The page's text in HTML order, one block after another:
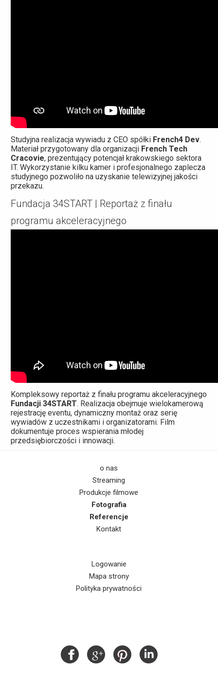
Studyjna realizacja wywiadu z CEO spółki French4 Dev.
Materiał przygotowany dla organizacji French Tech
Cracovie, prezentujący potencjał krakowskiego sektora
IT. Wykorzystanie kilku kamer i profesjonalnego zaplecza
studyjnego pozwoliło na uzyskanie telewizyjnej jakości
przekazu.
Fundacja 34START | Reportaż z finału
programu akceleracyjnego
Kompleksowy reportaż z finału programu akceleracyjnego
Fundacji 34START. Realizacja obejmuje wielokamerową
rejestrację eventu, dynamiczny montaż oraz serię
wywiadów z uczestnikami i organizatorami. Film
dokumentuje proces wspierania młodej
przedsiębiorczości i innowacji.
o nas
Streaming
Produkcje filmowe
Fotografia
Referencje
Kontakt
Logowanie
Mapa strony
Polityka prywatności